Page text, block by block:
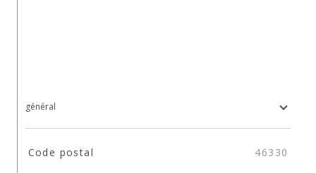
général
TRAD_SIROCCO_Caracteristique
Code postal 46330